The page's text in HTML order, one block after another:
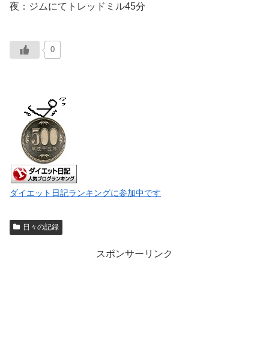
夜：ジムにてトレッドミル45分
0
ダイエット日記ランキングに参加中です
日々の記録
スポンサーリンク